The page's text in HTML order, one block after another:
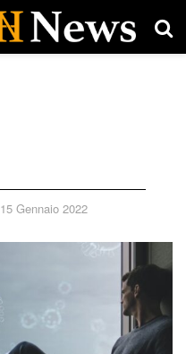
15 Gennaio 2022